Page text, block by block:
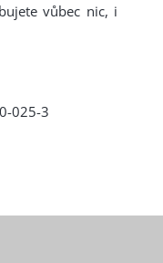
vůbec nic, i
025-3